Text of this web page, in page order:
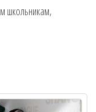
школьникам,